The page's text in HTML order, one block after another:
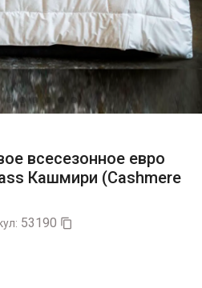
всесезонное евро
Кашмири (Cashmere
53190 